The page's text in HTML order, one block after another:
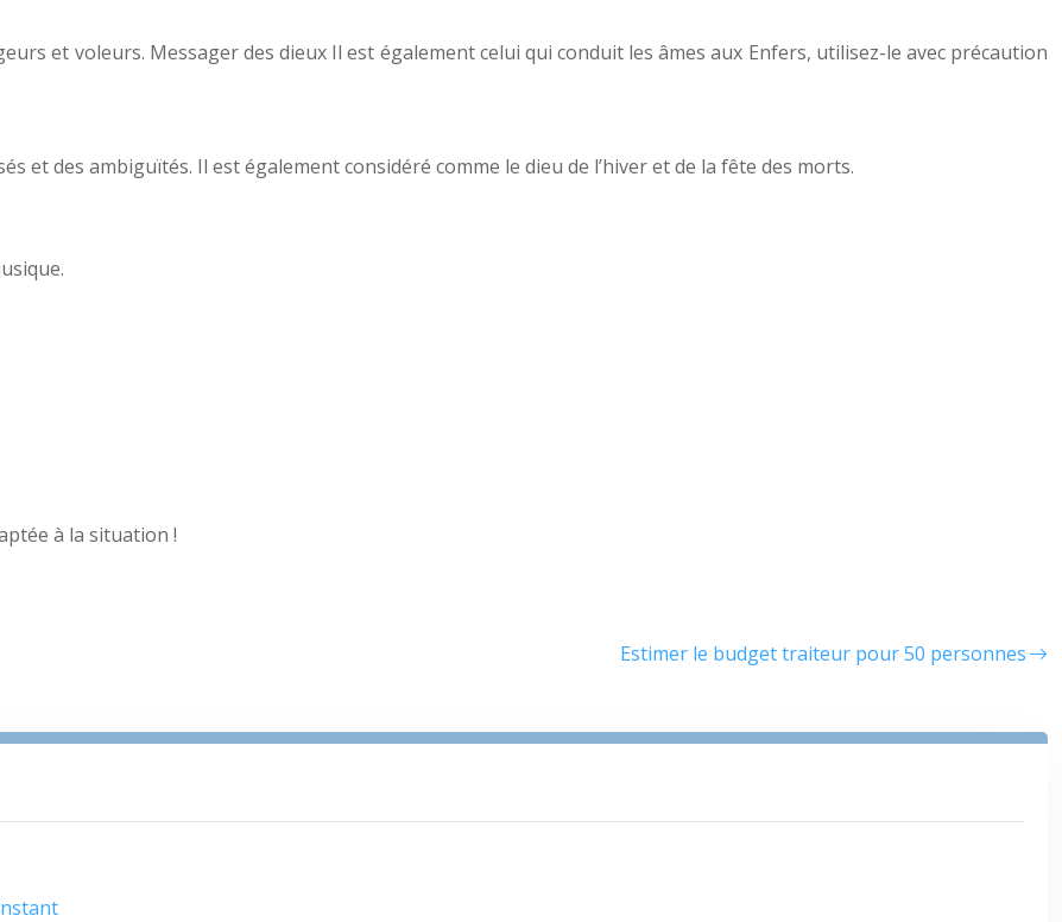
et voleurs. Messager des dieux Il est également celui qui conduit les âmes aux Enfers, utilisez-le avec précaution
et des ambiguïtés. Il est également considéré comme le dieu de l’hiver et de la fête des morts.
à la situation !
Estimer le budget traiteur pour 50 personnes